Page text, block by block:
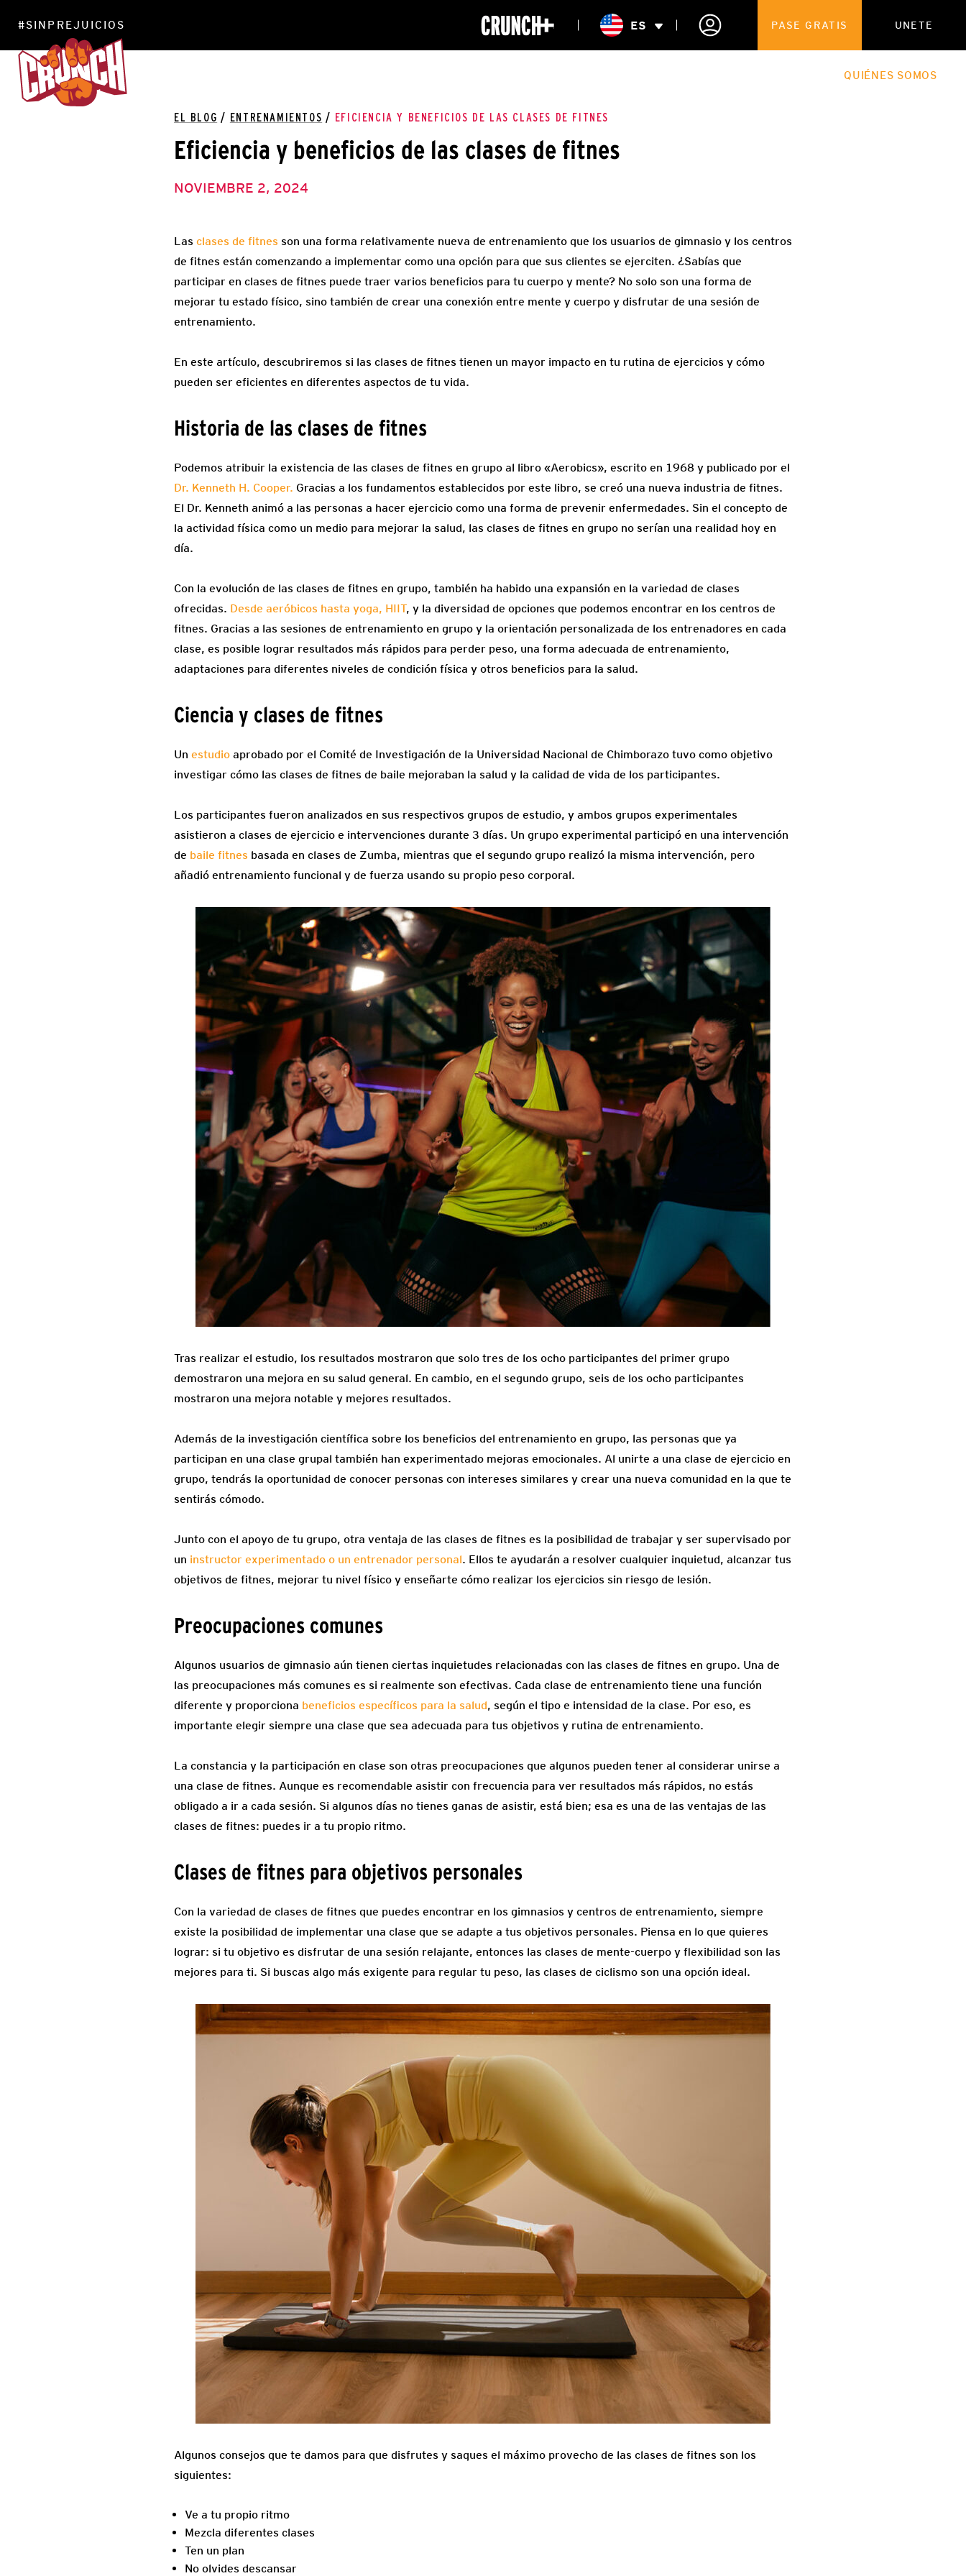
#SINPREJUICIOS
ONLINE
WORKOUTS
ES PASE GRATIS UNETE
QUIÉNES SOMOS
EL BLOG / ENTRENAMIENTOS / EFICIENCIA Y BENEFICIOS DE LAS CLASES DE FITNES
Eficiencia y beneficios de las clases de fitnes
NOVIEMBRE 2, 2024
Las clases de fitnes son una forma relativamente nueva de entrenamiento que los usuarios de gimnasio y los centros
de fitnes están comenzando a implementar como una opción para que sus clientes se ejerciten. ¿Sabías que
participar en clases de fitnes puede traer varios beneficios para tu cuerpo y mente? No solo son una forma de
mejorar tu estado físico, sino también de crear una conexión entre mente y cuerpo y disfrutar de una sesión de
entrenamiento.
En este artículo, descubriremos si las clases de fitnes tienen un mayor impacto en tu rutina de ejercicios y cómo
pueden ser eficientes en diferentes aspectos de tu vida.
Historia de las clases de fitnes
Podemos atribuir la existencia de las clases de fitnes en grupo al libro «Aerobics», escrito en 1968 y publicado por el
Dr. Kenneth H. Cooper. Gracias a los fundamentos establecidos por este libro, se creó una nueva industria de fitnes.
El Dr. Kenneth animó a las personas a hacer ejercicio como una forma de prevenir enfermedades. Sin el concepto de
la actividad física como un medio para mejorar la salud, las clases de fitnes en grupo no serían una realidad hoy en
día.
Con la evolución de las clases de fitnes en grupo, también ha habido una expansión en la variedad de clases
ofrecidas. Desde aeróbicos hasta yoga, HIIT, y la diversidad de opciones que podemos encontrar en los centros de
fitnes. Gracias a las sesiones de entrenamiento en grupo y la orientación personalizada de los entrenadores en cada
clase, es posible lograr resultados más rápidos para perder peso, una forma adecuada de entrenamiento,
adaptaciones para diferentes niveles de condición física y otros beneficios para la salud.
Ciencia y clases de fitnes
Un estudio aprobado por el Comité de Investigación de la Universidad Nacional de Chimborazo tuvo como objetivo
investigar cómo las clases de fitnes de baile mejoraban la salud y la calidad de vida de los participantes.
Los participantes fueron analizados en sus respectivos grupos de estudio, y ambos grupos experimentales
asistieron a clases de ejercicio e intervenciones durante 3 días. Un grupo experimental participó en una intervención
de baile fitnes basada en clases de Zumba, mientras que el segundo grupo realizó la misma intervención, pero
añadió entrenamiento funcional y de fuerza usando su propio peso corporal.
Tras realizar el estudio, los resultados mostraron que solo tres de los ocho participantes del primer grupo
demostraron una mejora en su salud general. En cambio, en el segundo grupo, seis de los ocho participantes
mostraron una mejora notable y mejores resultados.
Además de la investigación científica sobre los beneficios del entrenamiento en grupo, las personas que ya
participan en una clase grupal también han experimentado mejoras emocionales. Al unirte a una clase de ejercicio en
grupo, tendrás la oportunidad de conocer personas con intereses similares y crear una nueva comunidad en la que te
sentirás cómodo.
Junto con el apoyo de tu grupo, otra ventaja de las clases de fitnes es la posibilidad de trabajar y ser supervisado por
un instructor experimentado o un entrenador personal. Ellos te ayudarán a resolver cualquier inquietud, alcanzar tus
objetivos de fitnes, mejorar tu nivel físico y enseñarte cómo realizar los ejercicios sin riesgo de lesión.
Preocupaciones comunes
Algunos usuarios de gimnasio aún tienen ciertas inquietudes relacionadas con las clases de fitnes en grupo. Una de
las preocupaciones más comunes es si realmente son efectivas. Cada clase de entrenamiento tiene una función
diferente y proporciona beneficios específicos para la salud, según el tipo e intensidad de la clase. Por eso, es
importante elegir siempre una clase que sea adecuada para tus objetivos y rutina de entrenamiento.
La constancia y la participación en clase son otras preocupaciones que algunos pueden tener al considerar unirse a
una clase de fitnes. Aunque es recomendable asistir con frecuencia para ver resultados más rápidos, no estás
obligado a ir a cada sesión. Si algunos días no tienes ganas de asistir, está bien; esa es una de las ventajas de las
clases de fitnes: puedes ir a tu propio ritmo.
Clases de fitnes para objetivos personales
Con la variedad de clases de fitnes que puedes encontrar en los gimnasios y centros de entrenamiento, siempre
existe la posibilidad de implementar una clase que se adapte a tus objetivos personales. Piensa en lo que quieres
lograr: si tu objetivo es disfrutar de una sesión relajante, entonces las clases de mente-cuerpo y flexibilidad son las
mejores para ti. Si buscas algo más exigente para regular tu peso, las clases de ciclismo son una opción ideal.
Algunos consejos que te damos para que disfrutes y saques el máximo provecho de las clases de fitnes son los
siguientes:
Ve a tu propio ritmo
Mezcla diferentes clases
Ten un plan
No olvides descansar